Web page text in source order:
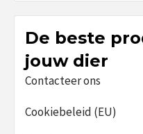
De beste
jouw dier
Contacteer ons
Cookiebeleid (EU)